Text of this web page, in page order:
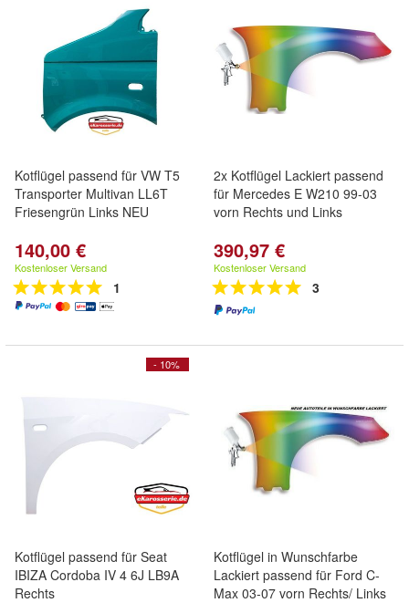
Kotflügel passend für VW T5
Transporter Multivan LL6T
Friesengrün Links NEU
140,00 €
Kostenloser Versand
1
2x Kotflügel Lackiert passend
für Mercedes E W210 99-03
vorn Rechts und Links
390,97 €
Kostenloser Versand
3
- 10%
Kotflügel passend für Seat
IBIZA Cordoba IV 4 6J LB9A
Rechts
Kotflügel in Wunschfarbe
Lackiert passend für Ford C-
Max 03-07 vorn Rechts/ Links